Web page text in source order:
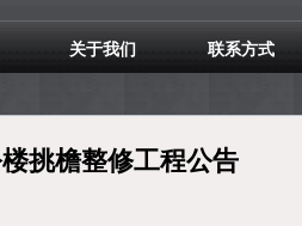
关于我们 联系方式
挑檐整修工程公告